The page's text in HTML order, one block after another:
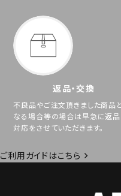
返品・交換
不良品やご注文頂きました商品
なる場合等の場合は早急に返
対応をさせていただきます。
ご利用ガイドはこちら